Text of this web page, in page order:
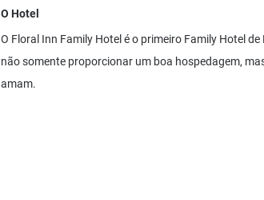
O Hotel
O Floral Inn Family Hotel é o primeiro Family Hotel
não somente proporcionar um boa hospedagem,
amam.